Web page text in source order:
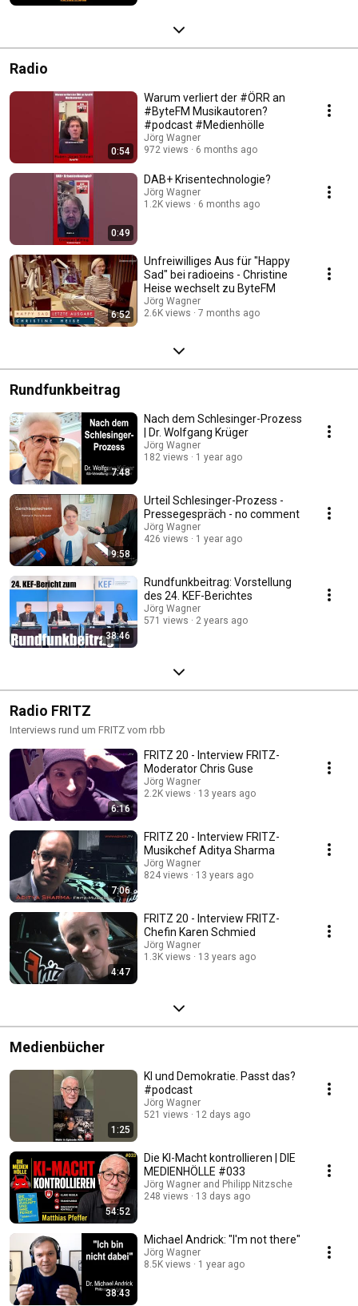
Radio
0:54
Warum verliert der #ÖRR an
#ByteFM Musikautoren?
#podcast #Medienhölle
Jörg Wagner
972 views
6 months ago
0:49
DAB+ Krisentechnologie?
Jörg Wagner
1.2K views
6 months ago
6:52
Unfreiwilliges Aus für "Happy
Sad" bei radioeins - Christine
Heise wechselt zu ByteFM
Jörg Wagner
2.6K views
7 months ago
Rundfunkbeitrag
7:48
Nach dem Schlesinger-Prozess
| Dr. Wolfgang Krüger
Jörg Wagner
182 views
1 year ago
9:58
Urteil Schlesinger-Prozess -
Pressegespräch - no comment
Jörg Wagner
426 views
1 year ago
38:46
Rundfunkbeitrag: Vorstellung
des 24. KEF-Berichtes
Jörg Wagner
571 views
2 years ago
Radio FRITZ
Interviews rund um FRITZ vom rbb
6:16
FRITZ 20 - Interview FRITZ-
Moderator Chris Guse
Jörg Wagner
2.2K views
13 years ago
7:06
FRITZ 20 - Interview FRITZ-
Musikchef Aditya Sharma
Jörg Wagner
824 views
13 years ago
4:47
FRITZ 20 - Interview FRITZ-
Chefin Karen Schmied
Jörg Wagner
1.3K views
13 years ago
Medienbücher
1:25
KI und Demokratie. Passt das?
#podcast
Jörg Wagner
521 views
12 days ago
54:52
Die KI-Macht kontrollieren | DIE
MEDIENHÖLLE #033
Jörg Wagner and Philipp Nitzsche
248 views
13 days ago
38:43
Michael Andrick: "I'm not there"
Jörg Wagner
8.5K views
1 year ago